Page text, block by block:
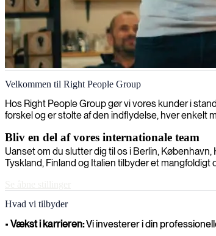
Bliv en del af vores team
Vil du gerne være med i en international
Velkommen til Right People Group
Hos Right People Group gør vi vores kunder i
forskel og er stolte af den indflydelse, hver enkelt
Bliv en del af vores internationale team
Uanset om du slutter dig til os i Berlin,
Tyskland, Finland og Italien tilbyder et mangfoldigt
Hvad vi tilbyder
• Vækst i karrieren:Vi investerer i din